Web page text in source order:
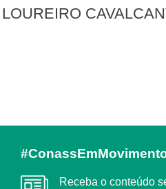
LOUREIRO
Receba o conteúdo semanal do Conass com as